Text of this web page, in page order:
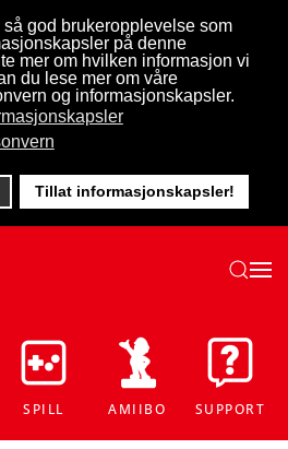
god brukeropplevelse som
på denne
mer om hvilken informasjon vi
du lese mer om våre
og informasjonskapsler.
Tillat informasjonskapsler!
SPILL AMIIBO SUPPORT